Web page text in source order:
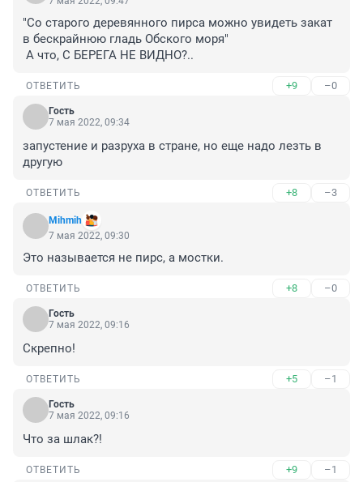
"Со старого деревянного пирса можно увидеть закат
в бескрайнюю гладь Обского моря"
А что, С БЕРЕГА НЕ ВИДНО?..
ОТВЕТИТЬ +9 –0
Гость
7 мая 2022, 09:34
запустение и разруха в стране, но еще надо лезть в
другую
ОТВЕТИТЬ +8 –3
Mihmih
7 мая 2022, 09:30
Это называется не пирс, а мостки.
ОТВЕТИТЬ +8 –0
Гость
7 мая 2022, 09:16
Скрепно!
ОТВЕТИТЬ +5 –1
Гость
7 мая 2022, 09:16
Что за шлак?!
ОТВЕТИТЬ +9 –1